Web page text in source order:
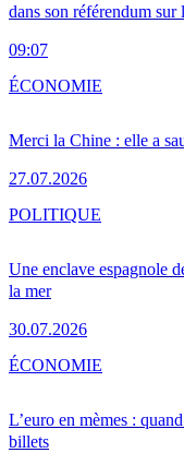
dans son référendum sur
09:07
Merci la Chine : elle a
27.07.2026
ÉCONOMIE
Une enclave espagnole
la mer
30.07.2026
POLITIQUE
L’euro en mèmes :
billets
ÉCONOMIE